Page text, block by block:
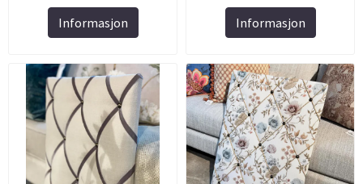
Informasjon Informasjon